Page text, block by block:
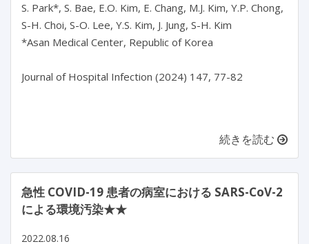
S. Park*, S. Bae, E.O. Kim, E. Chang, M.J. Kim, Y.P. Chong,
S-H. Choi, S-O. Lee, Y.S. Kim, J. Jung, S-H. Kim
*Asan Medical Center, Republic of Korea
Journal of Hospital Infection (2024) 147, 77-82
続きを読む
急性 COVID-19 患者の病室における SARS-CoV-2
による環境汚染★★
2022.08.16